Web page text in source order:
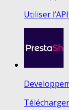
Utiliser